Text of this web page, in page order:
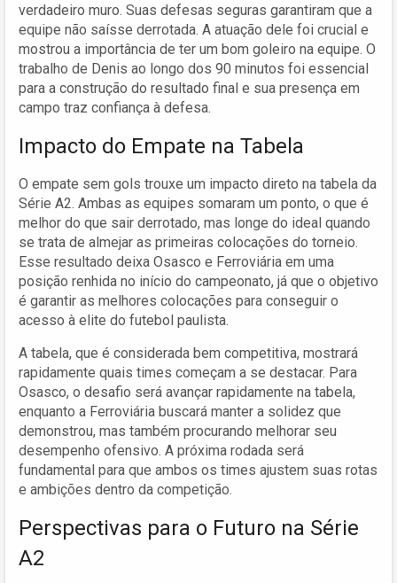
verdadeiro muro. Suas defesas seguras garantiram que a
equipe não saísse derrotada. A atuação dele foi crucial e
mostrou a importância de ter um bom goleiro na equipe. O
trabalho de Denis ao longo dos 90 minutos foi essencial
para a construção do resultado final e sua presença em
campo traz confiança à defesa.
Impacto do Empate na Tabela
O empate sem gols trouxe um impacto direto na tabela da
Série A2. Ambas as equipes somaram um ponto, o que é
melhor do que sair derrotado, mas longe do ideal quando
se trata de almejar as primeiras colocações do torneio.
Esse resultado deixa Osasco e Ferroviária em uma
posição renhida no início do campeonato, já que o objetivo
é garantir as melhores colocações para conseguir o
acesso à elite do futebol paulista.
A tabela, que é considerada bem competitiva, mostrará
rapidamente quais times começam a se destacar. Para
Osasco, o desafio será avançar rapidamente na tabela,
enquanto a Ferroviária buscará manter a solidez que
demonstrou, mas também procurando melhorar seu
desempenho ofensivo. A próxima rodada será
fundamental para que ambos os times ajustem suas rotas
e ambições dentro da competição.
Perspectivas para o Futuro na Série
A2